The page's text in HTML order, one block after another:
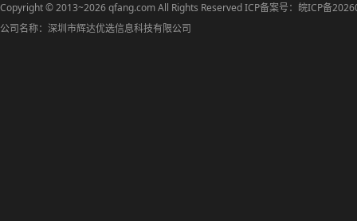
Copyright © 2013~2026 qfang.com All Rights Reserved ICP备案号： 皖ICP备
公司名称：深圳市辉达优选信息科技有限公司